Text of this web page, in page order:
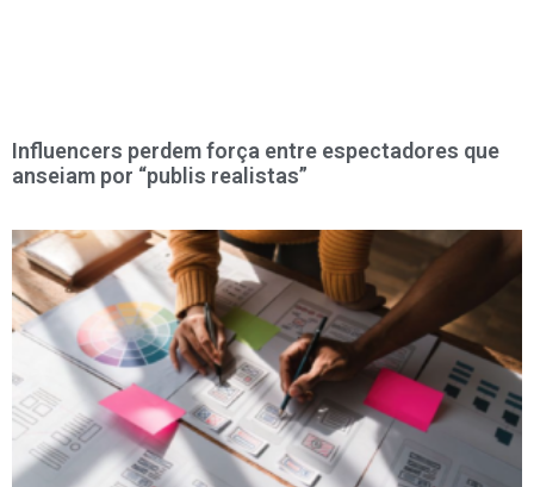
Influencers perdem força entre espectadores que
anseiam por “publis realistas”